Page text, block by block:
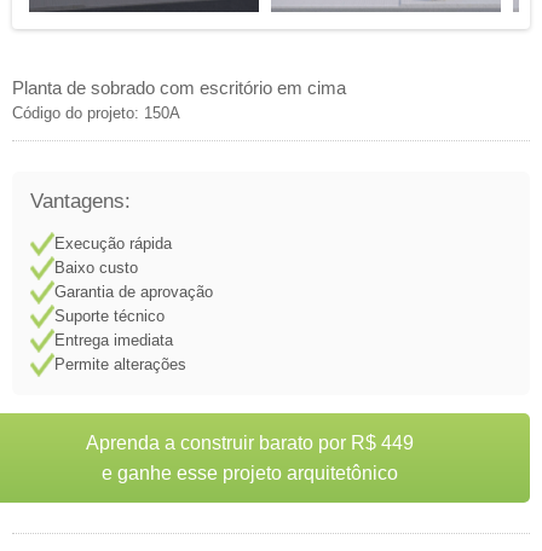
Planta de sobrado com escritório em cima
Código do projeto: 150A
Vantagens:
Execução rápida
Baixo custo
Garantia de aprovação
Suporte técnico
Entrega imediata
Permite alterações
Aprenda a construir barato por R$ 449
e ganhe esse projeto arquitetônico